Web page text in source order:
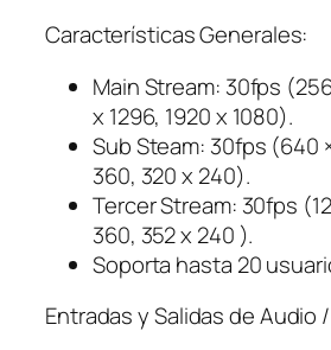
Características Generales:
Main Stream: 30fps
x 1296, 1920 x 1080).
Sub Steam: 30fps (640
360, 320 x 240).
Tercer Stream: 30fps
360, 352 x 240 ).
Soporta hasta 20
Entradas y Salidas de Audio